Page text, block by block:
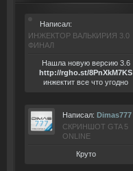
Написал:
ИНЖЕКТОР ВАЛЬКИРИЯ 3.0
ФИНАЛ
Нашла новую версию 3.6
http://rgho.st/8PnXkM7KS
инжектит все что угодно
Написал: Dimas777
СКРИНШОТ GTA 5
ONLINE
Круто